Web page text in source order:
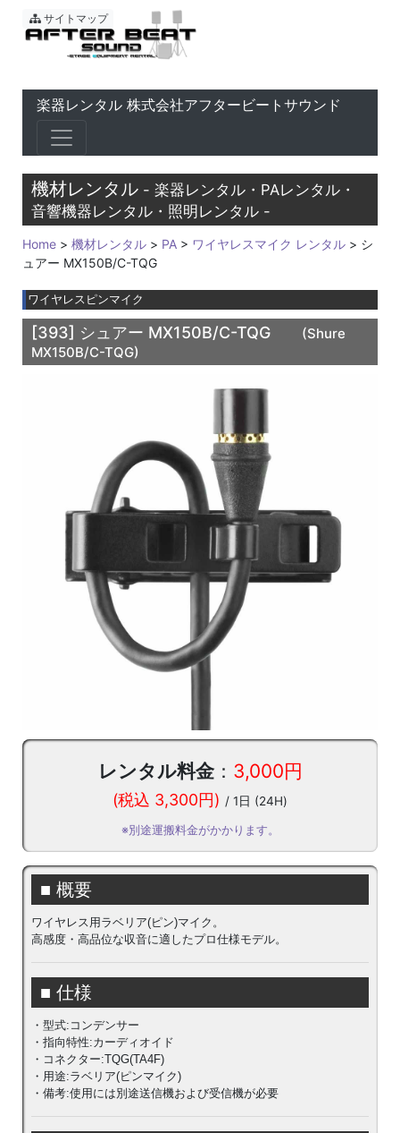
東京 音響会社・PA・楽器レ
サイトマップ
楽器レンタル 株式会社アフタービートサウンド
機材レンタル - 楽器レンタル・PAレンタル・
音響機器レンタル・照明レンタル -
Home > 機材レンタル > PA > ワイヤレスマイク レンタル > シ
ュアー MX150B/C-TQG
ワイヤレスピンマイク
[393] シュアー MX150B/C-TQG
(Shure
MX150B/C-TQG)
レンタル料金： 3,000円
(税込 3,300円) / 1日 (24H)
※別途運搬料金がかかります。
■ 概要
ワイヤレス用ラベリア(ピン)マイク。
高感度・高品位な収音に適したプロ仕様モデル。
■ 仕様
・型式:コンデンサー
・指向特性:カーディオイド
・コネクター:TQG(TA4F)
・用途:ラベリア(ピンマイク)
・備考:使用には別途送信機および受信機が必要